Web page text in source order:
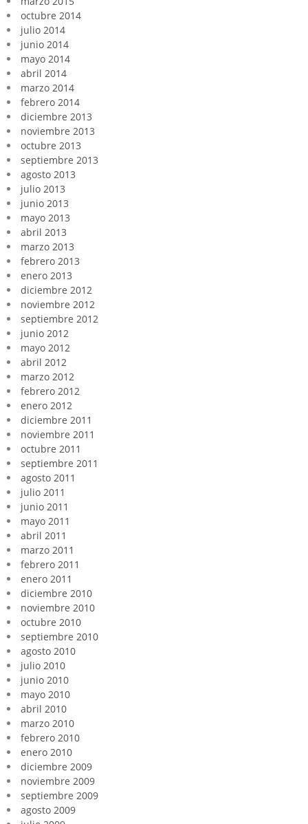
octubre 2014
julio 2014
junio 2014
mayo 2014
abril 2014
marzo 2014
febrero 2014
diciembre 2013
noviembre 2013
octubre 2013
septiembre 2013
agosto 2013
julio 2013
junio 2013
mayo 2013
abril 2013
marzo 2013
febrero 2013
enero 2013
diciembre 2012
noviembre 2012
septiembre 2012
junio 2012
mayo 2012
abril 2012
marzo 2012
febrero 2012
enero 2012
diciembre 2011
noviembre 2011
octubre 2011
septiembre 2011
agosto 2011
julio 2011
junio 2011
mayo 2011
abril 2011
marzo 2011
febrero 2011
enero 2011
diciembre 2010
noviembre 2010
octubre 2010
septiembre 2010
agosto 2010
julio 2010
junio 2010
mayo 2010
abril 2010
marzo 2010
febrero 2010
enero 2010
diciembre 2009
noviembre 2009
septiembre 2009
agosto 2009